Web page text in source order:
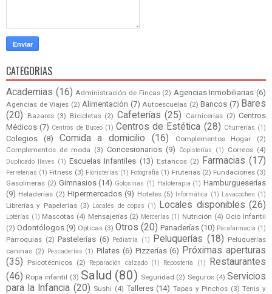
CATEGORIAS
Academias (16) Administración de Fincas (2) Agencias Inmobiliarias (6)
Agencias de Viajes (2) Alimentación (7) Autoescuelas (2) Bancos (7) Bares
(20)
Bazares (3) Bicicletas (2) Cafeterías (25) Carnicerías (2) Centros
Médicos (7) Centros de Buceo (1) Centros de Estética (28) Churrerías (1)
Colegios (8) Comida a domicilio (16) Complementos Hogar
(2)
Complementos de moda (3) Concesionarios (9) Copisterías (1) Correos (4)
Duplicado llaves (1) Escuelas Infantiles (13) Estancos (2) Farmacias (17)
Ferreterías (1) Fitness (3) Floristerías (1) Fotografía (1) Fruterías (2) Fundaciones (3)
Gasolineras (2) Gimnasios (14) Golosinas (1) Haloterapia (1) Hamburgueserías
(9) Heladerías (2) Hipermercados (9) Hoteles (5) Informática (1) Lavacoches (1)
Librerías y Papelerías (3) Locales de copas (1) Locales disponibles (26)
Loterías (1) Mascotas (4) Mensajerías (2) Mercerías (1) Nutrición (4) Ocio Infantil
(2) Odontólogos (9) Opticas (3) Otros (20) Panaderías (10) Parafarmacia (1)
Parroquias (2) Pastelerías (6) Pediatría (1) Peluquerías (18) Peluquerías
caninas (2) Pescaderías (1) Pilates (6) Pizzerías (6) Próximas aperturas
(35)
Psicotécnicos (2) Reparación calzado (1) Repostería (1)
Restaurantes
(46) Ropa infantil (3) Salud (80) Seguridad (2) Seguros (4) Servicios
para la Infancia (20) Sushi (4) Talleres (14) Tapas y Pinchos (3) Tenis y